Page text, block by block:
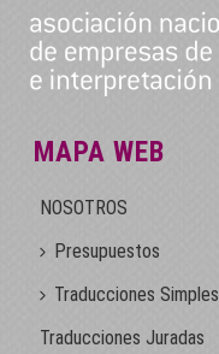
MAPA WEB
NOSOTROS
Presupuestos
Traducciones Simples
Traducciones Juradas